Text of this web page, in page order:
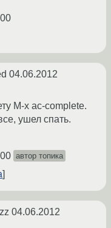
04.06.2012
M-x ac-complete.
ушел спать.
автор топика
04.06.2012